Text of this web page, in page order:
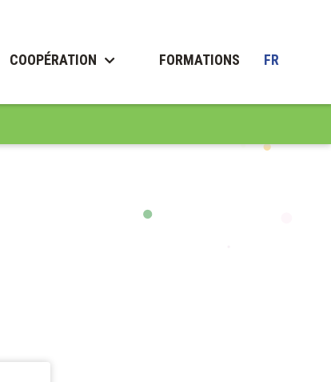
COOPÉRATION FORMATIONS FR